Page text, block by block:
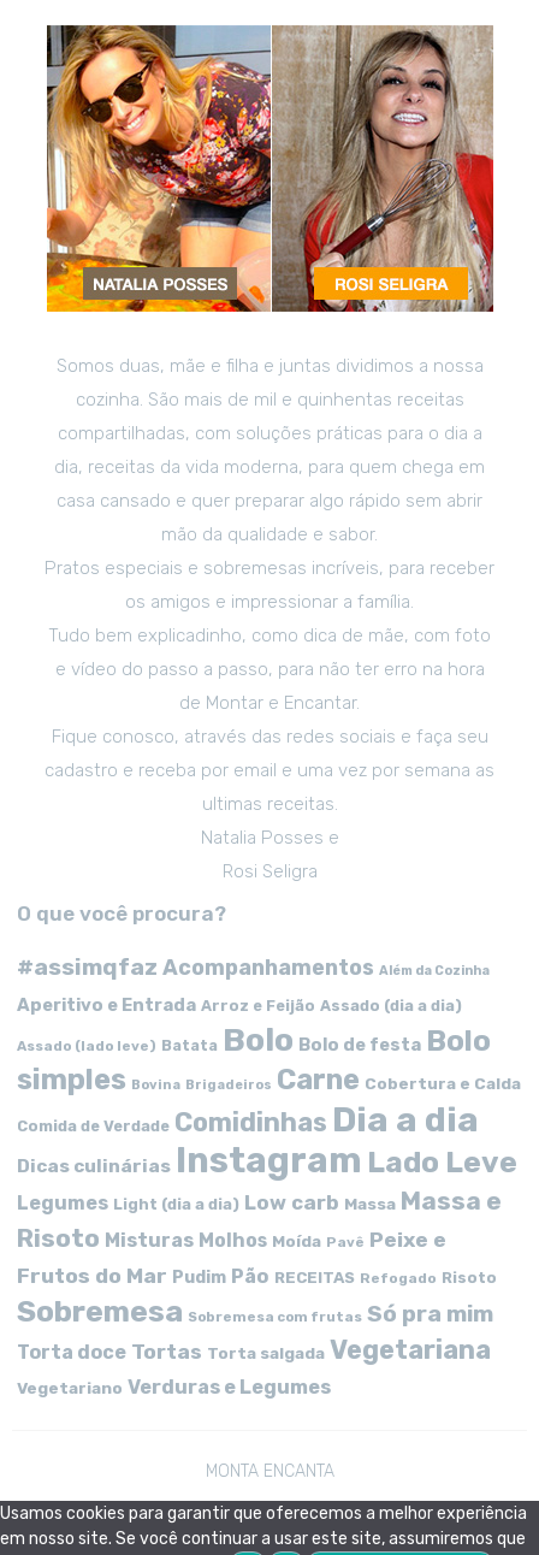
Somos duas, mãe e filha e juntas dividimos a nossa
cozinha. São mais de mil e quinhentas receitas
compartilhadas, com soluções práticas para o dia a
dia, receitas da vida moderna, para quem chega em
casa cansado e quer preparar algo rápido sem abrir
mão da qualidade e sabor.
Pratos especiais e sobremesas incríveis, para receber
os amigos e impressionar a família.
Tudo bem explicadinho, como dica de mãe, com foto
e vídeo do passo a passo, para não ter erro na hora
de Montar e Encantar.
Fique conosco, através das redes sociais e faça seu
cadastro e receba por email e uma vez por semana as
ultimas receitas.
Natalia Posses e
Rosi Seligra
O que você procura?
#assimqfaz Acompanhamentos Além da Cozinha
Aperitivo e Entrada Arroz e Feijão Assado (dia a dia)
Assado (lado leve) Batata Bolo Bolo de festa Bolo
simples Bovina Brigadeiros Carne Cobertura e Calda
Comida de Verdade Comidinhas Dia a dia
Dicas culinárias Instagram Lado Leve
Legumes Light (dia a dia) Low carb Massa Massa e
Risoto Misturas Molhos Moída Pavê Peixe e
Frutos do Mar Pudim Pão RECEITAS Refogado Risoto
Sobremesa Sobremesa com frutas Só pra mim
Torta doce Tortas Torta salgada Vegetariana
Vegetariano Verduras e Legumes
MONTA ENCANTA
Usamos cookies para garantir que oferecemos a melhor experiência
em nosso site. Se você continuar a usar este site, assumiremos que